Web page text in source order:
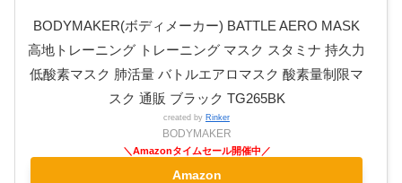
BODYMAKER(ボディメーカー) BATTLE AERO MASK
高地トレーニング トレーニング マスク スタミナ 持久力
低酸素マスク 肺活量 バトルエアロマスク 酸素量制限マ
スク 通販 ブラック TG265BK
created by Rinker
BODYMAKER
Amazon